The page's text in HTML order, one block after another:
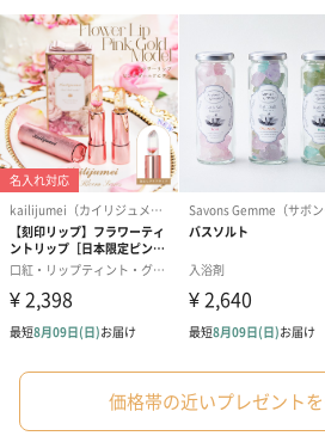
いぶりがっことチーズ
のオイル漬（981円）
ごろっとうま
のオイル漬
価格帯の近いプレゼント